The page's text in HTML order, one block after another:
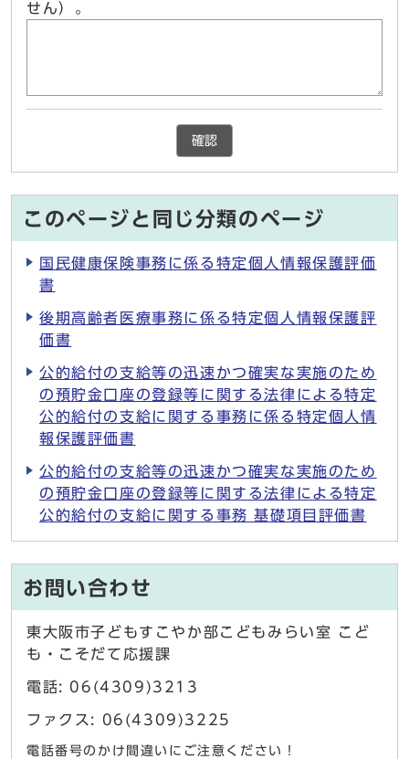
せん）。
確認
このページと同じ分類のページ
国民健康保険事務に係る特定個人情報保護評価
書
後期高齢者医療事務に係る特定個人情報保護評
価書
公的給付の支給等の迅速かつ確実な実施のため
の預貯金口座の登録等に関する法律による特定
公的給付の支給に関する事務に係る特定個人情
報保護評価書
公的給付の支給等の迅速かつ確実な実施のため
の預貯金口座の登録等に関する法律による特定
公的給付の支給に関する事務 基礎項目評価書
お問い合わせ
東大阪市子どもすこやか部こどもみらい室 こど
も・こそだて応援課
電話: 06(4309)3213
ファクス: 06(4309)3225
電話番号のかけ間違いにご注意ください！